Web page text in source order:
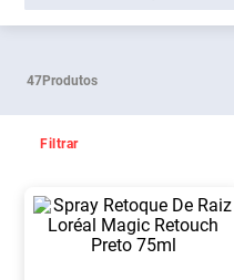
47Produtos
Filtrar
2º
4º Fralda Xg
Fralda G